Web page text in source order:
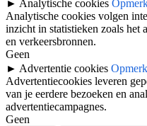
► Analytische cookies
Analytische cookies volgen
inzicht in statistieken zoals het
en verkeersbronnen.
Geen
► Advertentie cookies
Advertentiecookies leveren
van je eerdere bezoeken en
advertentiecampagnes.
Geen